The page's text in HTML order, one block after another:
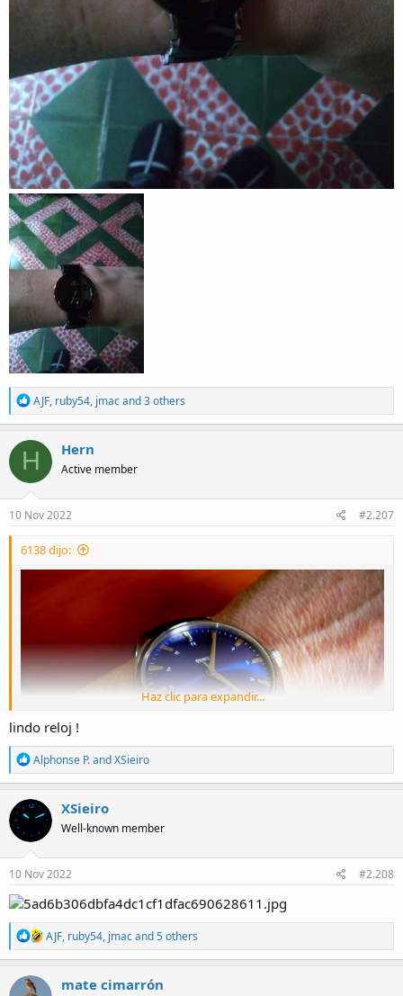
R
e
a
c
t
o
n
s
AJF, ruby54, jmacand 3 others
H Hern
Active member
10 Nov 2022 #2.207
6138 dijo:
Haz clic para expandir...
lindo reloj !
R
e
a
c
t
o
n
s
Alphonse P.andXSieiro
XSieiro
Well-known member
10 Nov 2022 #2.208
R
e
a
c
AJF, ruby54, jmacand 5 others
mate cimarrón